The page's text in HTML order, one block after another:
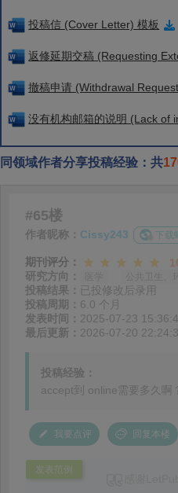
投稿信 (Cover Letter) 模板
返修延期交稿 (Requesting
撤稿申请 (Withdrawal
没有机构邮箱的说明 (Lack of
同领域作者分享投稿经验：共
#65楼
作者昵称： Cissy243 下载
期刊评分：
研究方向：
投稿结果： 已投修改后录用
投稿周期： 6.0 个月
发表时间： 2025-07-23
最后更新： 2026-07-20
投稿经验：
accept到 online需要多久啊
我要点评 回复本楼
发表范例